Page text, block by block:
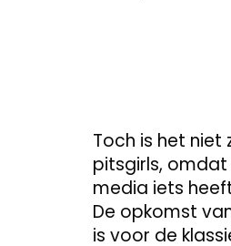
Toch is het niet
pitsgirls,
media iets
De opkomst
is voor de